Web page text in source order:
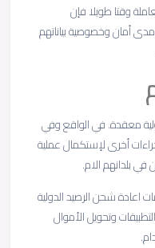
وقتا طويلا فإن
أمان وخصوصية بياناتهم
معقدة. في الواقع وفي
أخرى لإستكمال عملية
في بلدانهم الام.
اعادة شحن الرصيد الدولية
وتحويل الأموال